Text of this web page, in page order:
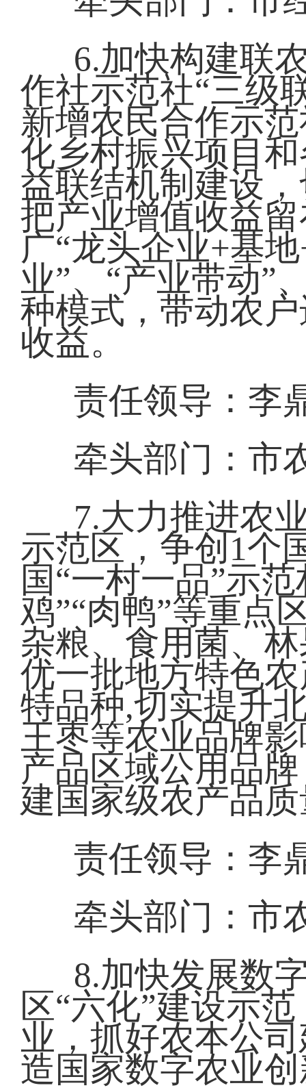
6.加快构建联
作社示范社“三级
新增农民合作示
化乡村振兴项目
益联结机制建设
把产业增值收益
广“龙头企业+基
业”、“产业带动”
种模式，带动农
收益。
责任领导：李
牵头部门：市
7.大力推进农
示范区，争创1个
国“一村一品”示
鸡”“肉鸭”等重点
杂粮、食用菌、
优一批地方特色
特品种,切实提升
王枣等农业品牌
产品区域公用品
建国家级农产品
责任领导：李
牵头部门：市
8.加快发展数
区“六化”建设示
业，抓好农本公
造国家数字农业